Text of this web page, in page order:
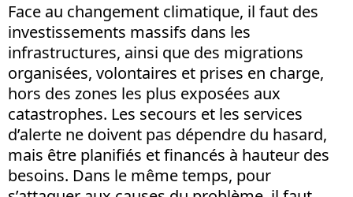
Face au changement climatique, il faut des
investissements massifs dans les
infrastructures, ainsi que des migrations
organisées, volontaires et prises en charge,
hors des zones les plus exposées aux
catastrophes. Les secours et les services
d’alerte ne doivent pas dépendre du hasard,
mais être planifiés et financés à hauteur des
besoins. Dans le même temps, pour